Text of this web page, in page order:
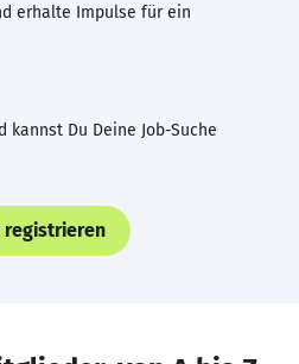
erhalte Impulse für ein
Du Deine Job-Suche
registrieren